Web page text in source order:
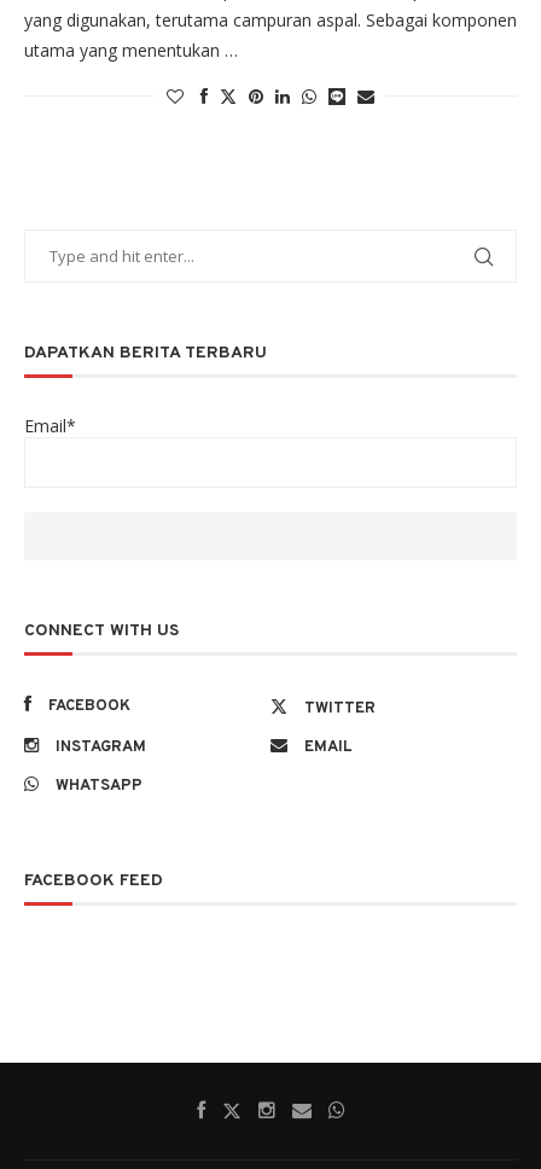
yang digunakan, terutama campuran aspal. Sebagai komponen
utama yang menentukan …
DAPATKAN BERITA TERBARU
Email*
CONNECT WITH US
FACEBOOK
TWITTER
INSTAGRAM
EMAIL
WHATSAPP
FACEBOOK FEED